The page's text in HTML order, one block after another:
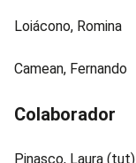
Loiácono, Romina
Camean, Fernando
Colaborador
Pinasco, Laura (tut)